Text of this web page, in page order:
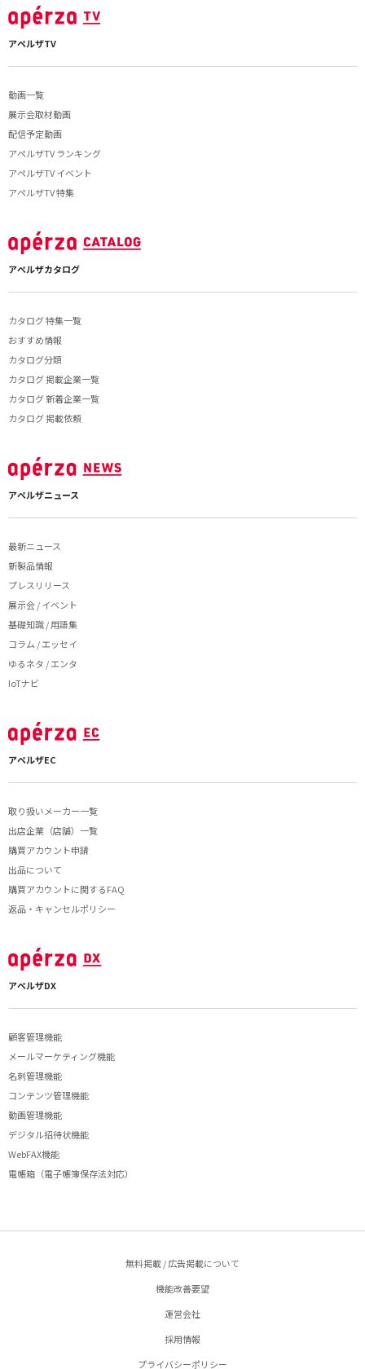
アペルザTV
動画一覧
展示会取材動画
配信予定動画
アペルザTV ランキング
アペルザTV イベント
アペルザTV 特集
アペルザカタログ
カタログ 特集一覧
おすすめ情報
カタログ分類
カタログ 掲載企業一覧
カタログ 新着企業一覧
カタログ 掲載依頼
アペルザニュース
最新ニュース
新製品情報
プレスリリース
展示会 / イベント
基礎知識 / 用語集
コラム / エッセイ
ゆるネタ / エンタ
IoTナビ
アペルザEC
取り扱いメーカー一覧
出店企業（店舗）一覧
購買アカウント申請
出品について
購買アカウントに関するFAQ
返品・キャンセルポリシー
アペルザDX
顧客管理機能
メールマーケティング機能
名刺管理機能
コンテンツ管理機能
動画管理機能
デジタル招待状機能
WebFAX機能
電帳箱（電子帳簿保存法対応）
無料掲載 / 広告掲載について
機能改善要望
運営会社
採用情報
プライバシーポリシー